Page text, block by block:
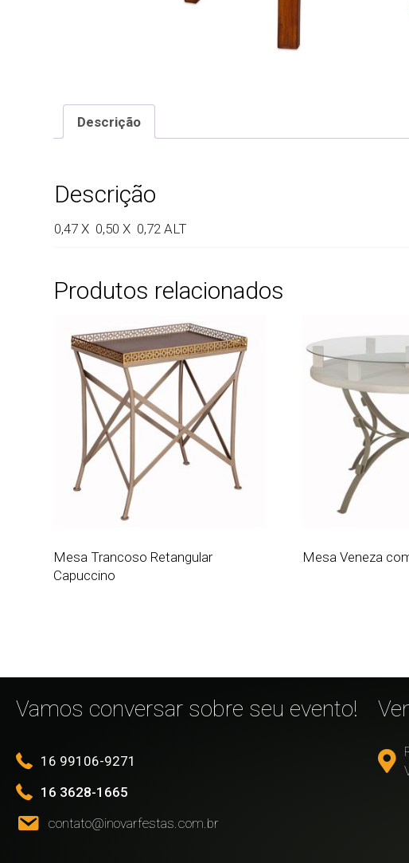
Descrição
Descrição
0,47 X 0,50 X 0,72 ALT
Produtos relacionados
Mesa Trancoso Retangular
Capuccino
Mesa Veneza
Vamos conversar sobre seu evento!
16 99106-9271
16 3628-1665
contato@inovarfestas.com.br